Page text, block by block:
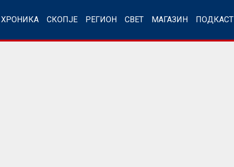
ХРОНИКА СКОПЈЕ РЕГИОН СВЕТ МАГАЗИН ПОДКАСТ